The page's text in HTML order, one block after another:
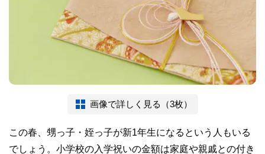
画像で詳しく見る（3枚）
この春、甥っ子・姪っ子が新1年生になるという人もいる
でしょう。小学校の入学祝いの金額は家庭や親戚との付き